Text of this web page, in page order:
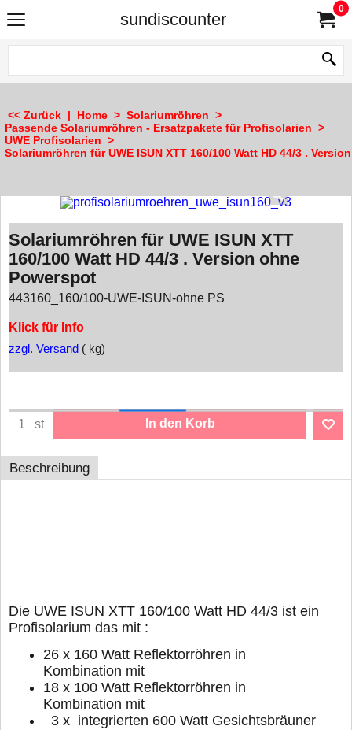
sundiscounter
0
<< Zurück | Home > Solariumröhren >
Passende Solariumröhren - Ersatzpakete für Profisolarien >
UWE Profisolarien >
Solariumröhren für UWE ISUN XTT 160/100 Watt HD 44/3 .
Solariumröhren für UWE ISUN XTT
160/100 Watt HD 44/3 . Version ohne
Powerspot
443160_160/100-UWE-ISUN-ohne PS
Klick für Info
zzgl. Versand kg
st In den Korb
Beschreibung
Die UWE ISUN XTT 160/100 Watt HD 44/3 ist ein
Profisolarium das mit :
26 x 160 Watt Reflektorröhren in
Kombination mit
18 x 100 Watt Reflektorröhren in
Kombination mit
3 x integrierten 600 Watt Gesichtsbräuner